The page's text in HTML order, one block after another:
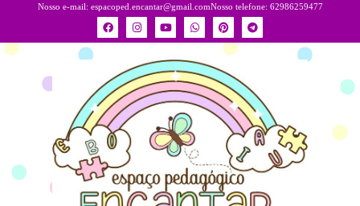
Nosso e-mail: espacoped.encantar@gmail.comNosso telefone: 62986259477